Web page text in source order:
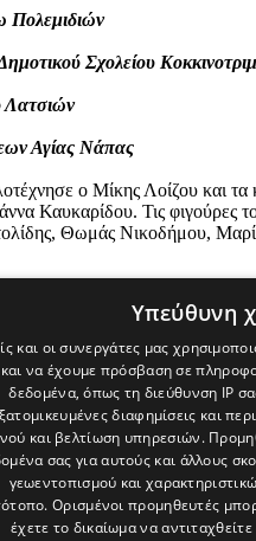
Πολεμιδιών
Σχολείου
Λατσιών
Αγίας Νάπας
ο Μίκης Λοίζου
Καυκαρίδου. Τις φιγούρες
Θωμάς Νικοδήμου,
Υπεύθυνη
και οι συνεργάτες μας
και να έχουμε πρόσβαση σε
δεδομένα, όπως τη διεύθυνση IP
διαφημίσεις και
και βελτίωση υπηρεσιών.
σας για αυτούς και άλλους
γεωεντοπισμού και
Ορισμένοι προμηθευτές
έχετε το δικαίωμα να αντιταχθείτε